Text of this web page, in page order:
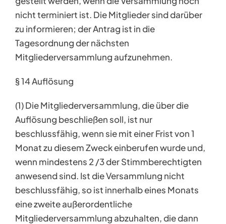
nicht terminiert ist. Die Mitglieder sind darüber
zu informieren; der Antrag ist in die
Tagesordnung der nächsten
Mitgliederversammlung aufzunehmen.
§ 14 Auflösung
(1) Die Mitgliederversammlung, die über die
Auflösung beschließen soll, ist nur
beschlussfähig, wenn sie mit einer Frist von 1
Monat zu diesem Zweck einberufen wurde und,
wenn mindestens 2 /3 der Stimmberechtigten
anwesend sind. Ist die Versammlung nicht
beschlussfähig, so ist innerhalb eines Monats
eine zweite außerordentliche
Mitgliederversammlung abzuhalten, die dann